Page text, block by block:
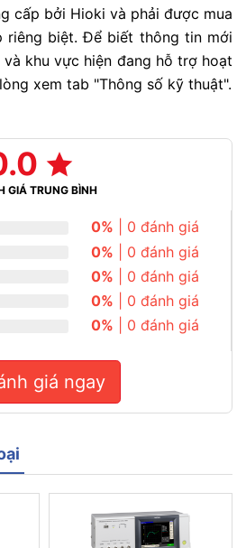
cấp bởi Hioki và phải được mua
riêng biệt. Để biết thông tin mới
khu vực hiện đang hỗ trợ hoạt
xem tab "Thông số kỹ thuật".
GIÁ TRUNG BÌNH
0% | 0 đánh giá
0% | 0 đánh giá
0% | 0 đánh giá
0% | 0 đánh giá
0% | 0 đánh giá
Đánh giá ngay